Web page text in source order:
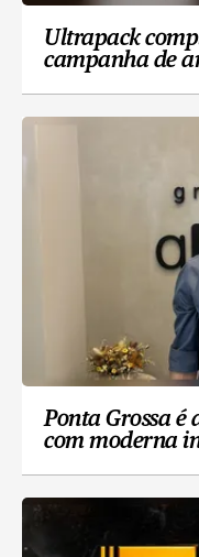
Ultrapack
campanha de
Ponta Grossa é
com moderna